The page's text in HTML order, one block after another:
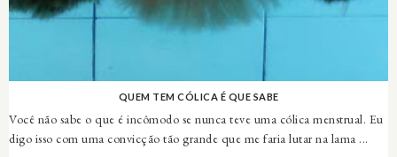
QUEM TEM CÓLICA É QUE SABE
Você não sabe o que é incômodo se nunca teve uma cólica menstrual. Eu
digo isso com uma convicção tão grande que me faria lutar na lama ...